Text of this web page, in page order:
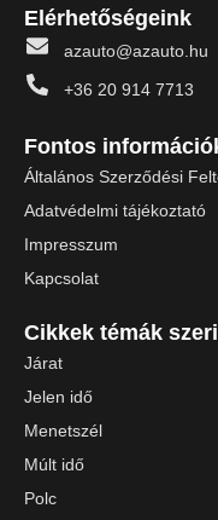
Elérhetőségeink
azauto@azauto.hu
+36 20 914 7713
Fontos
Általános Szerződési
Adatvédelmi tájékoztató
Impresszum
Kapcsolat
Cikkek témák
Járat
Jelen idő
Menetszél
Múlt idő
Polc